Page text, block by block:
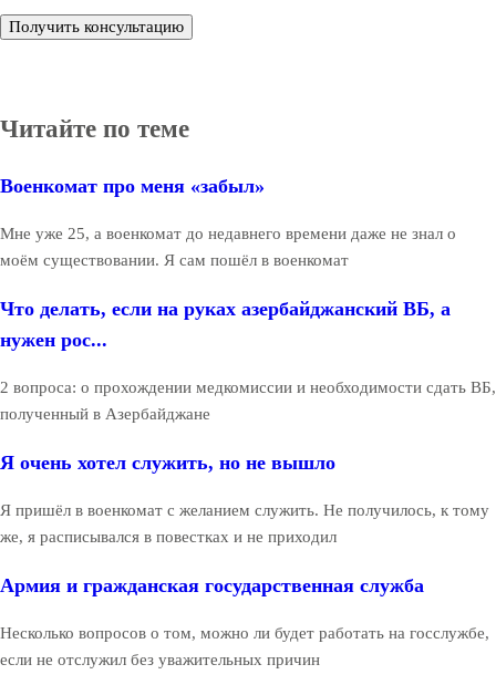
Получить консультацию
Читайте по теме
Военкомат про меня «забыл»
Мне уже 25, а военкомат до недавнего времени даже не знал о
моём существовании. Я сам пошёл в военкомат
Что делать, если на руках азербайджанский ВБ, а
нужен рос...
2 вопроса: о прохождении медкомиссии и необходимости сдать ВБ,
полученный в Азербайджане
Я очень хотел служить, но не вышло
Я пришёл в военкомат с желанием служить. Не получилось, к тому
же, я расписывался в повестках и не приходил
Армия и гражданская государственная служба
Несколько вопросов о том, можно ли будет работать на госслужбе,
если не отслужил без уважительных причин